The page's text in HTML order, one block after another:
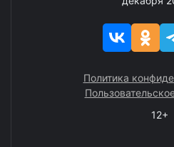
Политика
12+